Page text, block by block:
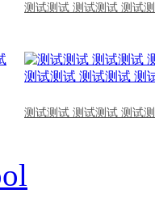
测试测试 测试测试 测试
测试测试 测试测试 测试